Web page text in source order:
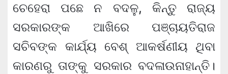
ଚେହେରା ପଛେ ନ ବଦଳୁ, କିନ୍ତୁ ରାଜ୍ୟ
ସରକାରଙ୍କ ଆଖିରେ ପଞ୍ଚାୟତିରାଜ
ସଚିବଙ୍କ କାର୍ଯ୍ୟ ବେଶ୍ ଆକର୍ଷଣୀୟ ଥିବା
କାରଣରୁ ତାଙ୍କୁ ସରକାର ବଦଳାଉନାହାନ୍ତି।